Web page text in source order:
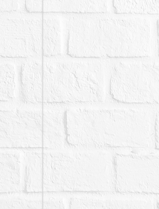
與4
拍
備註
一
二
三、
四
五、
有
即
於